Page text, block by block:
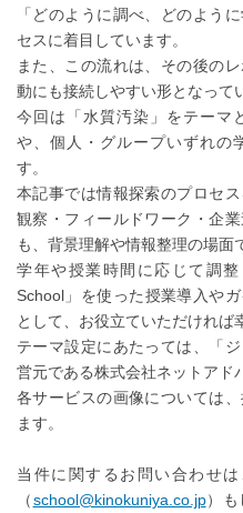
「どのように調べ、どのよう
セスに着目しています。
また、この流れは、その後の
動にも接続しやすい形となって
今回は「水質汚染」をテーマ
や、個人・グループいずれの
す。
本記事では情報探索のプロセ
観察・フィールドワーク・企
も、背景理解や情報整理の場面
学年や授業時間に応じて調
School」を使った授業導入や
として、お役立ていただければ
テーマ設定にあたっては、「
営元である株式会社ネットアド
各サービスの画像については
ます。
当件に関するお問い合わせ
（school@kinokuniya.co.jp）も